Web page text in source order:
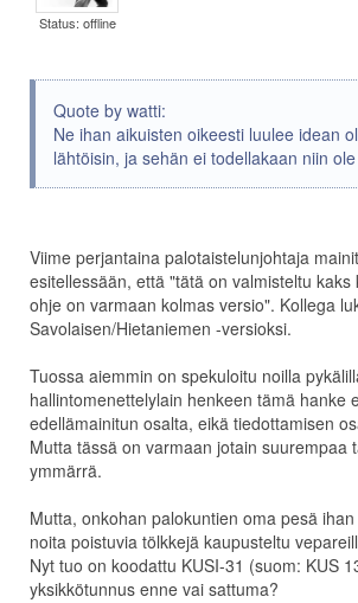
Status: offline
Quote by watti:
Ne ihan aikuisten oikeesti luulee idean
lähtöisin, ja sehän ei todellakaan niin
Viime perjantaina palotaistelunjohtaja
esitellessään, että "tätä on valmisteltu kaks
ohje on varmaan kolmas versio". Kollega
Savolaisen/Hietaniemen -versioksi.
Tuossa aiemmin on spekuloitu noilla
hallintomenettelylain henkeen tämä hanke
edellämainitun osalta, eikä tiedottamisen
Mutta tässä on varmaan jotain suurempaa
ymmärrä.
Mutta, onkohan palokuntien oma pesä
noita poistuvia tölkkejä kaupusteltu
Nyt tuo on koodattu KUSI-31 (suom: KUS
yksikkötunnus enne vai sattuma?